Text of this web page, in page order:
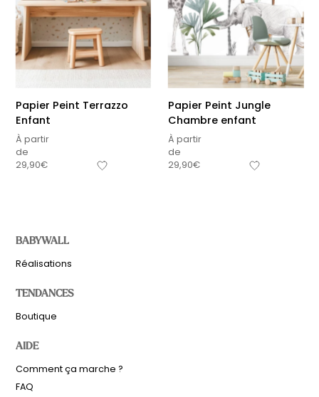
Papier Peint Terrazzo
Enfant
À partir
de
29,90€
Papier Peint Jungle
Chambre enfant
À partir
de
29,90€
BABYWALL
Réalisations
TENDANCES
Boutique
AIDE
Comment ça marche ?
FAQ